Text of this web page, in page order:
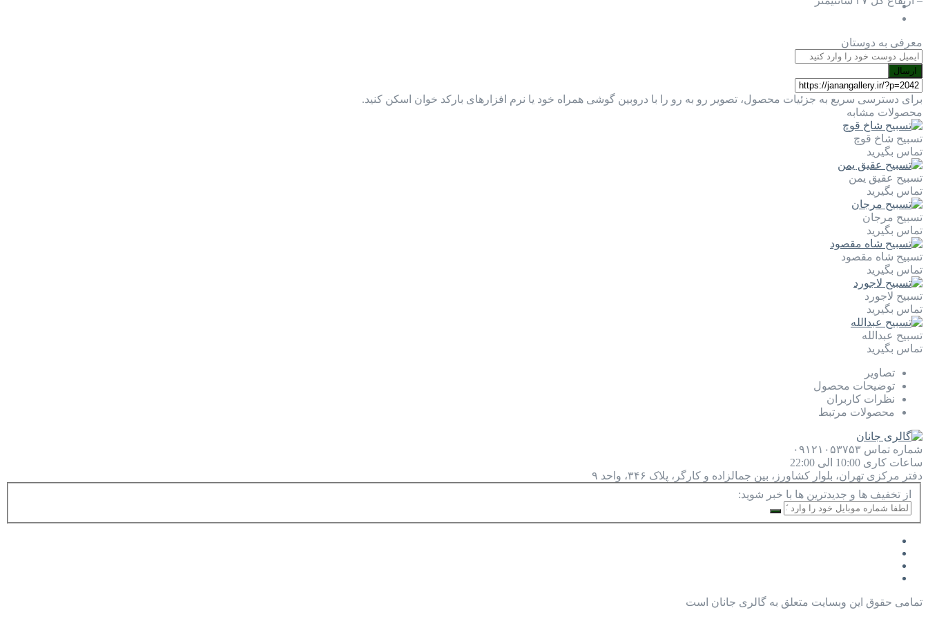
معرفی به دوستان
ارسال
برای دسترسی سریع به جزئیات محصول، تصویر رو به رو را با دروبین گوشی همراه خود یا نرم افزارهای بارکد خوان اسکن کنید.
محصولات مشابه
تسبیح شاخ قوچ
تماس بگیرید
تسبیح عقیق یمن
تماس بگیرید
تسبیح مرجان
تماس بگیرید
تسبیح شاه مقصود
تماس بگیرید
تسبیح لاجورد
تماس بگیرید
تسبیح عبدالله
تماس بگیرید
تصاویر
توضیحات محصول
نظرات کاربران
محصولات مرتبط
شماره تماس ۰۹۱۲۱۰۵۳۷۵۳
ساعات کاری 10:00 الی 22:00
دفتر مرکزی تهران، بلوار کشاورز، بین جمالزاده و کارگر، پلاک ۳۴۶، واحد ۹
از تخفیف ها و جدیدترین ها با خبر شوید:
تمامی حقوق این وبسایت متعلق به گالری جانان است